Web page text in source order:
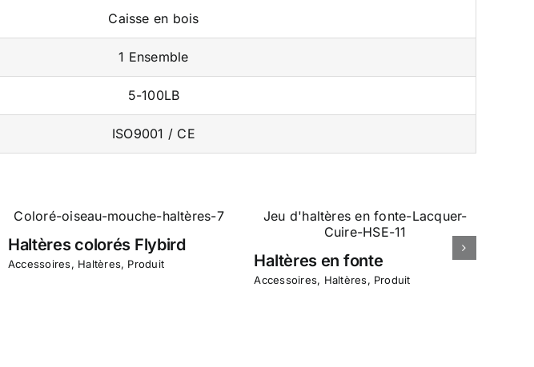
Caisse en bois
1 Ensemble
5-100LB
ISO9001 / CE
Haltères colorés Flybird
Accessoires, Haltères, Produit Haltères en fonte
Accessoires, Haltères, Produit